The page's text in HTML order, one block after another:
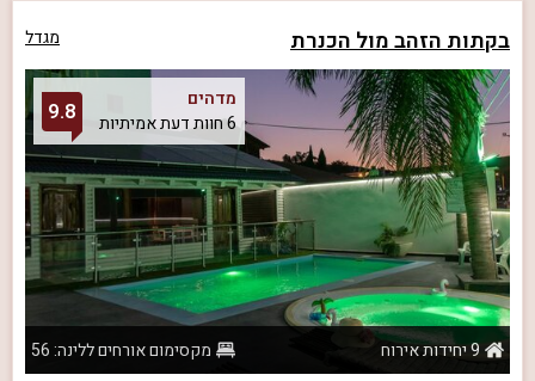
בקתות הזהב מול הכנרת מגדל
מדהים
6 חוות דעת אמיתיות
9.8
9 יחידות אירוח
מקסימום אורחים ללינה: 56